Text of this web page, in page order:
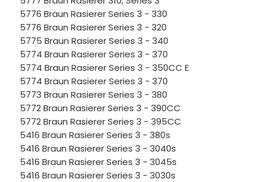
5776 Braun Rasierer Series 3 - 330
5776 Braun Rasierer Series 3 - 320
5775 Braun Rasierer Series 3 - 340
5774 Braun Rasierer Series 3 - 370
5774 Braun Rasierer Series 3 - 350CC E
5774 Braun Rasierer Series 3 - 370
5773 Braun Rasierer Series 3 - 380
5772 Braun Rasierer Series 3 - 390CC
5772 Braun Rasierer Series 3 - 395CC
5416 Braun Rasierer Series 3 - 380s
5416 Braun Rasierer Series 3 - 3040s
5416 Braun Rasierer Series 3 - 3045s
5416 Braun Rasierer Series 3 - 3030s